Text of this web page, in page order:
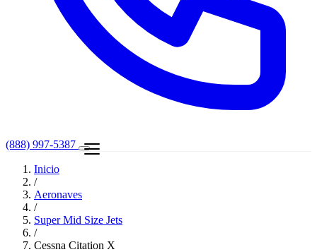
(888) 997-5387
Inicio
/
Aeronaves
/
Super Mid Size Jets
/
Cessna Citation X